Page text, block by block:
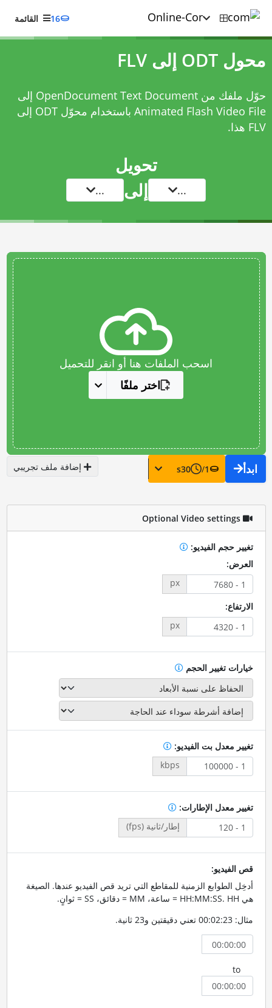
16 القائمة
محول ODT إلى FLV
حوّل ملفك من OpenDocument Text Document إلى
Animated Flash Video File باستخدام
محوّل ODT إلى
FLVهذا.
تحويل
... إلى ...
اسحب الملفات هنا أو انقر للتحميل
اختر ملفًا
ابدأ 1
/
30
s إضافة ملف تجريبي
Optional Video settings
تغيير حجم الفيديو:
العرض:
px
الارتفاع:
px
خيارات تغيير الحجم
تغيير معدل بت الفيديو:
kbps
تغيير معدل الإطارات:
إطار/ثانية (fps)
قص الفيديو:
أدخِل الطوابع الزمنية للمقاطع التي تريد قص الفيديو عندها. الصيغة
هي HH:MM:SS. HH = ساعة، MM = دقائق، SS = ثوانٍ.
مثال: 00:02:23 تعني دقيقتين و23 ثانية.
to